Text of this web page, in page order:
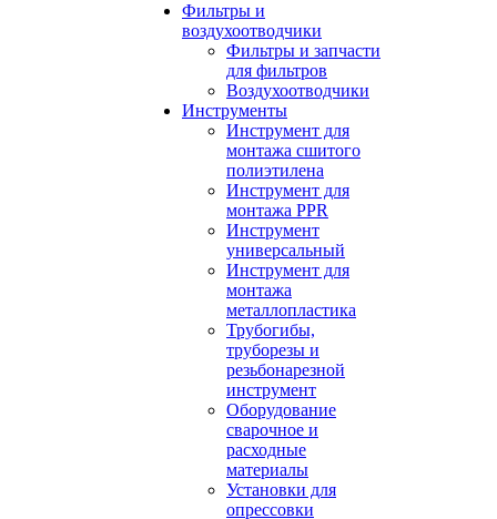
Фильтры и
воздухоотводчики
Фильтры и запчасти
для фильтров
Воздухоотводчики
Инструменты
Инструмент для
монтажа сшитого
полиэтилена
Инструмент для
монтажа PPR
Инструмент
универсальный
Инструмент для
монтажа
металлопластика
Трубогибы,
труборезы и
резьбонарезной
инструмент
Оборудование
сварочное и
расходные
материалы
Установки для
опрессовки